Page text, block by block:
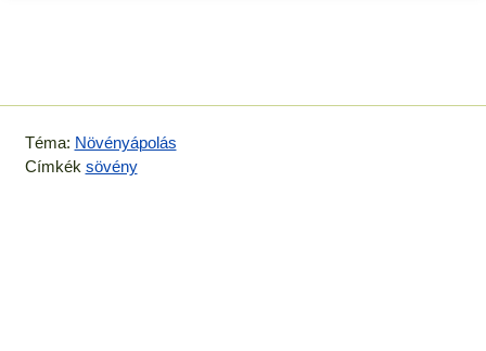
Téma: Növényápolás
Címkék sövény